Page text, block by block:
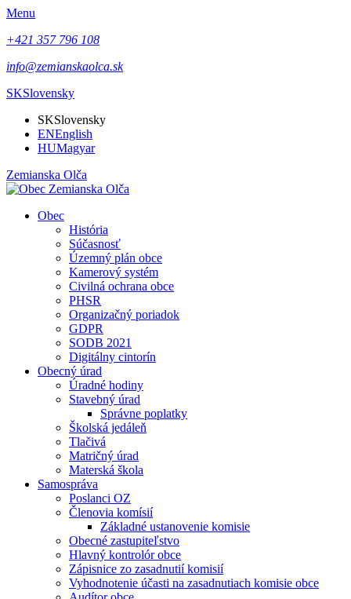
Menu
+421 357 796 108
info@zemianskaolca.sk
SKSlovensky
SKSlovensky
ENEnglish
HUMagyar
Zemianska Olča
Obec
História
Súčasnosť
Územný plán obce
Kamerový systém
Civilná ochrana obce
PHSR
Organizačný poriadok
GDPR
SODB 2021
Digitálny cintorín
Obecný úrad
Úradné hodiny
Stavebný úrad
Správne poplatky
Školská jedáleň
Tlačivá
Matričný úrad
Materská škola
Samospráva
Poslanci OZ
Členovia komísií
Základné ustanovenie komisie
Obecné zastupiteľstvo
Hlavný kontrolór obce
Zápisnice zo zasadnutií komisií
Vyhodnotenie účasti na zasadnutiach komisie obce